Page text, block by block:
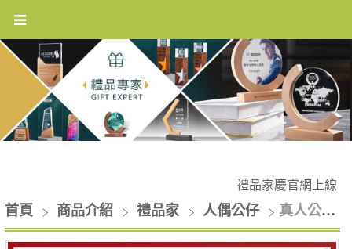
禮品家慶官網上線
首頁 商品介紹 禮品家 人偶公仔 真人公仔獎座